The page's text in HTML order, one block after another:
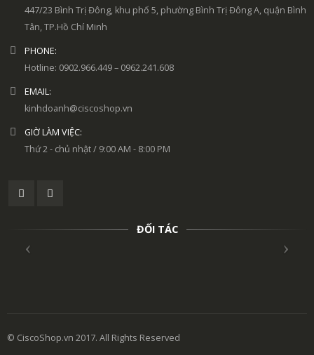
447/23 Bình Trị Đông, khu phố 5, phường Bình Trị Đông A, quận Bình
Tân, TP.Hồ Chí Minh
PHONE:
Hotline: 0902.966.449 – 0962.241.608
EMAIL:
kinhdoanh@ciscoshop.vn
GIỜ LÀM VIỆC:
Thứ 2 - chủ nhật / 9:00 AM - 8:00 PM
ĐỐI TÁC
© CiscoShop.vn 2017. All Rights Reserved